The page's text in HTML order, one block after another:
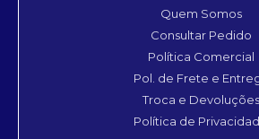
Quem Somos
Consultar Pedido
Política Comercial
Pol. de Frete e
Troca e Devoluções
Política de